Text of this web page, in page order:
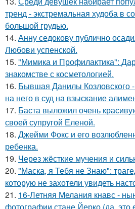
тренд - экстремальная худоба в
большой грудью.
14. Анну седокову публично
Любови успенской.
15. "Мимика и Профилактика":
знакомстве с косметологией.
16. Бывшая Данилы Козловского
на него в суд на взыскание
17. Баста выложил очень
своей супругой Еленой.
18. Джейми Фокс и его
ребенка.
19. Через жёсткие мучения и
20. "Маска, я Тебя не Знаю":
которую не захотели увидеть
21. 16-Летняя Мелания кнавс -
фотографии стане Йерко (да, это